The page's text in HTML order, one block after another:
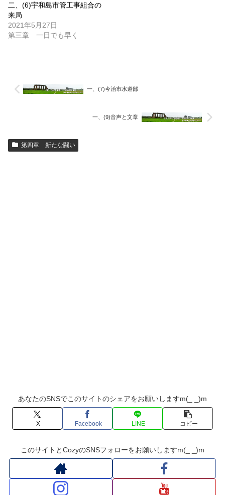
二、(6)宇和島市管工事組合の
来局
2021年5月27日
第三章 一日でも早く
一、(7)今治市水道部
一、(9)音声と文章
第四章 新たな闘い
あなたのSNSでこのサイトのシェアをお願いしますm(_ _)m
X Facebook LINE コピー
このサイトとCozyのSNSフォローをお願いしますm(_ _)m